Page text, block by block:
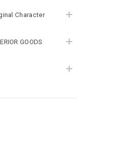
Character
GOODS